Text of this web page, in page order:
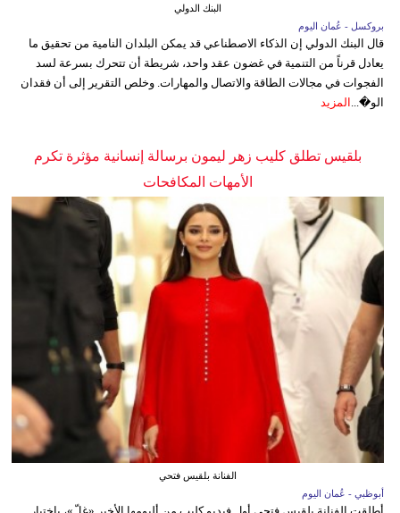
البنك الدولي
بروكسل - عُمان اليوم
قال البنك الدولي إن الذكاء الاصطناعي قد يمكن البلدان النامية من تحقيق ما
يعادل قرناً من التنمية في غضون عقد واحد، شريطة أن تتحرك بسرعة لسد
الفجوات في مجالات الطاقة والاتصال والمهارات. وخلص التقرير إلى أن فقدان
الو�... المزيد
بلقيس تطلق كليب زهر ليمون برسالة إنسانية مؤثرة تكرم
الأمهات المكافحات
الفنانة بلقيس فتحي
أبوظبي - عُمان اليوم